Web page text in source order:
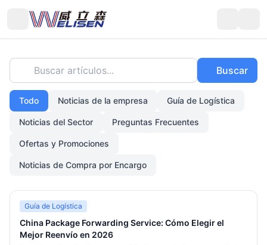
Buscar artículos... Buscar
Todo Noticias de la empresa Guía de Logística
Noticias del Sector Preguntas Frecuentes
Ofertas y Promociones
Noticias de Compra por Encargo
Guía de Logística
China Package Forwarding Service: Cómo Elegir el
Mejor Reenvío en 2026